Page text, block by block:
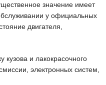
значение имеет
у официальных
двигателя,
кузова и лакокрасочного
электронных систем,